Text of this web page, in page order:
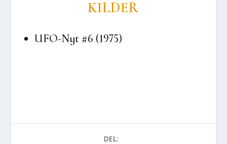
KIL­DER
UFO-Nyt #6 (1975)
DEL: